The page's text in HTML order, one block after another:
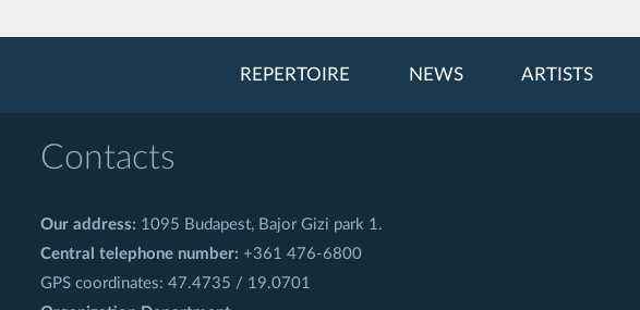
REPERTOIRE NEWS ARTISTS
Contacts
Our address: 1095 Budapest, Bajor Gizi park 1.
Central telephone number: +361 476-6800
GPS coordinates: 47.4735 / 19.0701